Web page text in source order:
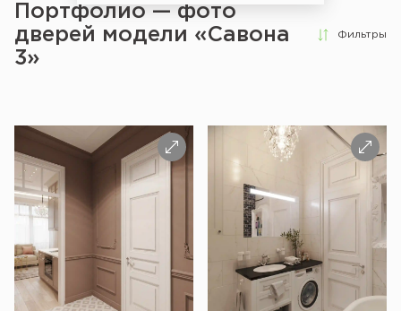
Портфолио — фото
дверей модели «Савона
3»
Фильтры